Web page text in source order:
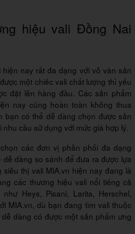
hiệu vali Đồng Nai
nay rất đa dạng với vô vàn sản
một chiếc vali chất lượng thì yếu
đặt lên hàng đầu. Các sản phẩm
nay cũng hoàn toàn không thua
bạn có thể dễ dàng chọn được sản
cầu sử dụng với mức giá hợp lý.
các đơn vị phân phối đa dạng
dàng so sánh để đưa ra được lựa
thị vali MIA.vn hiện nay đang là
các thương hiệu vali nổi tiếng cả
Heys, Pisani, Larita, Herschel,
MIA.vn, dù bạn đang tìm vali thuộc
dàng có được một sản phẩm ưng